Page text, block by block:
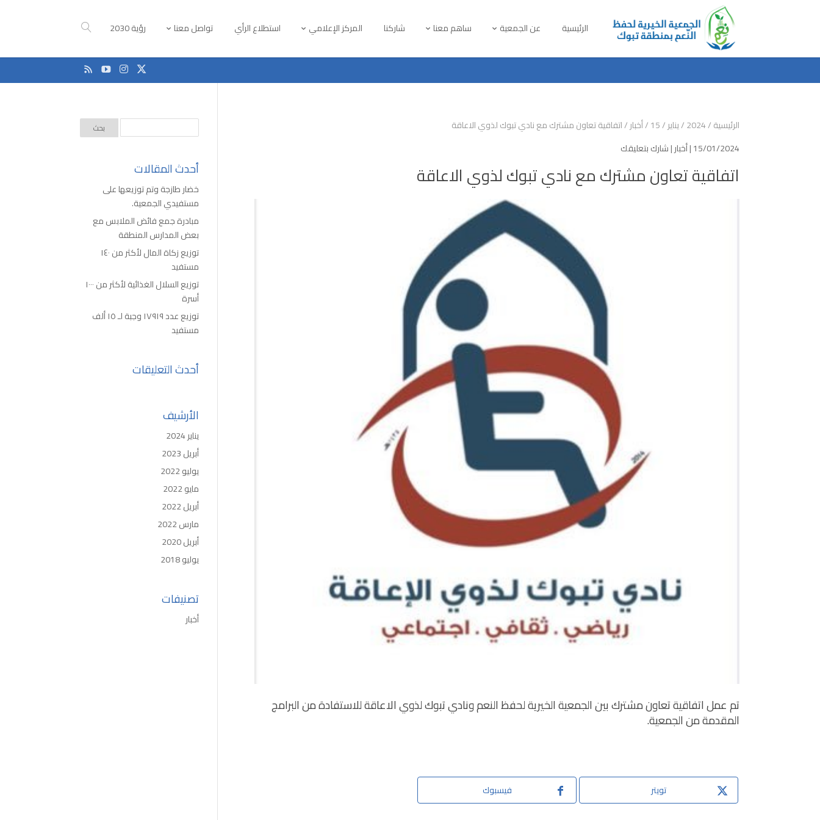
الرئيسية عن الجمعية ساهم معنا شاركنا المركز الإعلامي استطلاع الرأي تواصل معنا رؤية 2030
الرئيسية/
2024
/يناير/
15
/أخبار/اتفاقية تعاون مشترك مع نادي تبوك لذوي الاعاقة
15/01/2024 | أخبار|شارك بتعليقك
اتفاقية تعاون مشترك مع نادي تبوك لذوي الاعاقة
تم عمل اتفاقية تعاون مشترك بين الجمعية الخيرية لحفظ النعم ونادي تبوك لذوي الاعاقة للاستفادة من البرامج
المقدمة من الجمعية.
تويتر فيسبوك
أحدث المقالات
خضار طازجة وتم توزيعها على
مستفيدي الجمعية.
مبادرة جمع فائض الملابس مع
بعض المدارس المنطقة
توزيع زكاة المال لأكثر من ١٤٠
مستفيد
توزيع السلال الغذائية لأكثر من ١٠٠٠
أسرة
توزيع عدد ١٧٩١٩ وجبة لـ ١٥ ألف
مستفيد
أحدث التعليقات
الأرشيف
يناير 2024
أبريل 2023
يوليو 2022
مايو 2022
أبريل 2022
مارس 2022
أبريل 2020
يوليو 2018
تصنيفات
أخبار